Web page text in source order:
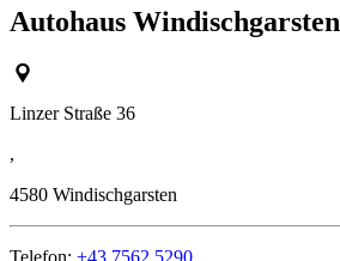
Autohaus Windischgarsten
Linzer Straße 36
,
4580 Windischgarsten
Telefon: +43 7562 5290